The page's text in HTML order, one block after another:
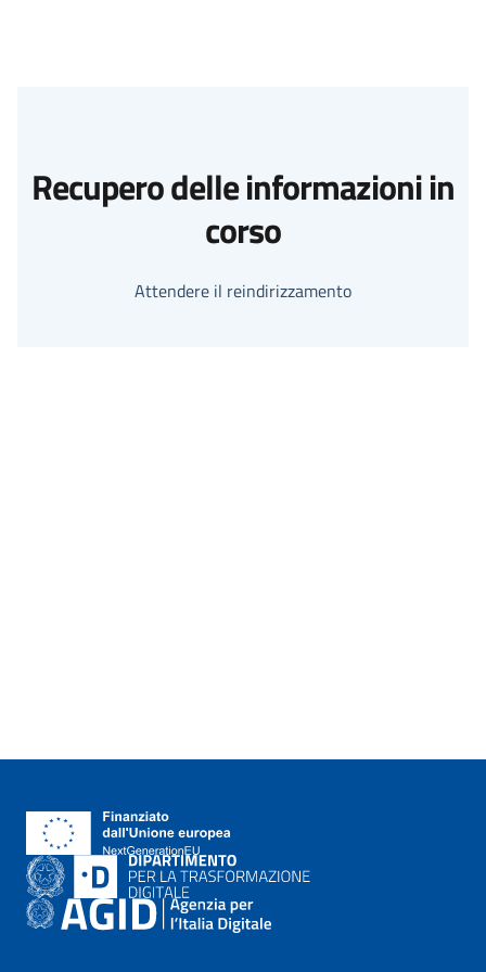
Recupero delle informazioni in
corso
Attendere il reindirizzamento